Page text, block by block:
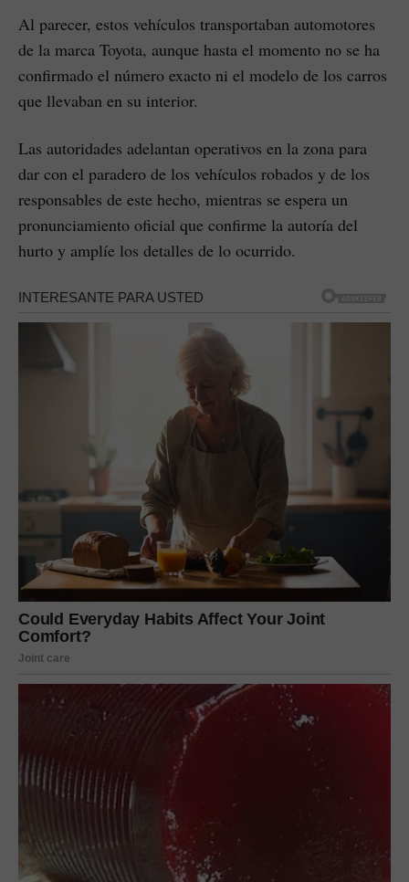
Al parecer, estos vehículos transportaban automotores
de la marca Toyota, aunque hasta el momento no se ha
confirmado el número exacto ni el modelo de los carros
que llevaban en su interior.
Las autoridades adelantan operativos en la zona para
dar con el paradero de los vehículos robados y de los
responsables de este hecho, mientras se espera un
pronunciamiento oficial que confirme la autoría del
hurto y amplíe los detalles de lo ocurrido.